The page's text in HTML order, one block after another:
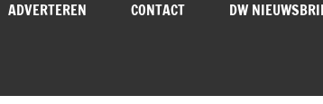
ADVERTEREN CONTACT DW